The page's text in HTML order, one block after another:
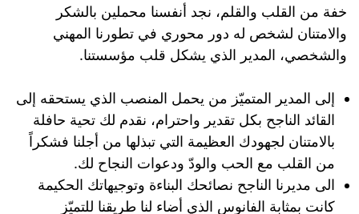
خفة من القلب والقلم، نجد أنفسنا محملين بالشكر
والامتنان لشخص له دور محوري في تطورنا المهني
والشخصي، المدير الذي يشكل قلب مؤسستنا.
إلى المدير المتميّز من يحمل المنصب الذي يستحقه إلى
القائد الناجح بكل تقدير واحترام، نقدم لك تحية حافلة
بالامتنان لجهودك العظيمة التي تبذلها من أجلنا فشكراً
من القلب مع الحب والودّ ودعوات النجاح لك.
الى مديرنا الناجح نصائحك البناءة وتوجيهاتك الحكيمة
كانت بمثابة الفانوس الذي أضاء لنا طريقنا للتميّز